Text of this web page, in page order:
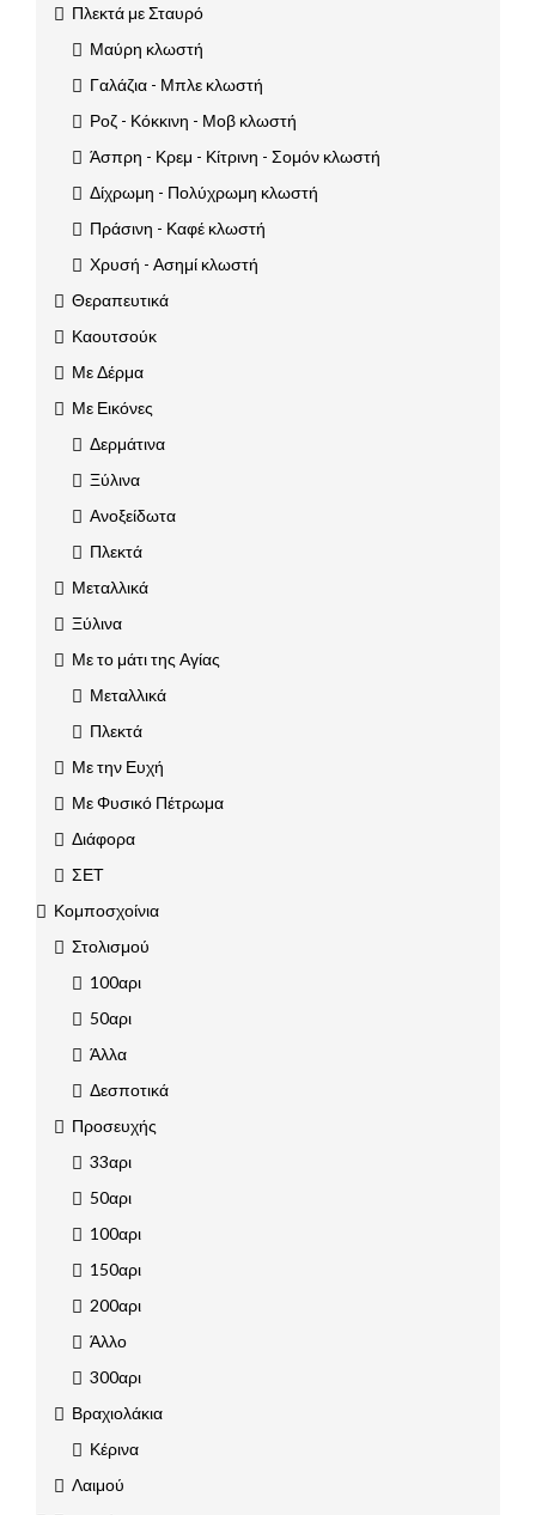
Πλεκτά με Σταυρό
Μαύρη κλωστή
Γαλάζια - Μπλε κλωστή
Ροζ - Κόκκινη - Μοβ κλωστή
Άσπρη - Κρεμ - Κίτρινη - Σομόν κλωστή
Δίχρωμη - Πολύχρωμη κλωστή
Πράσινη - Καφέ κλωστή
Χρυσή - Ασημί κλωστή
Θεραπευτικά
Καουτσούκ
Με Δέρμα
Με Εικόνες
Δερμάτινα
Ξύλινα
Ανοξείδωτα
Πλεκτά
Μεταλλικά
Ξύλινα
Με το μάτι της Αγίας
Μεταλλικά
Πλεκτά
Με την Ευχή
Με Φυσικό Πέτρωμα
Διάφορα
ΣΕΤ
Κομποσχοίνια
Στολισμού
100αρι
50αρι
Άλλα
Δεσποτικά
Προσευχής
33αρι
50αρι
100αρι
150αρι
200αρι
Άλλο
300αρι
Βραχιολάκια
Κέρινα
Λαιμού